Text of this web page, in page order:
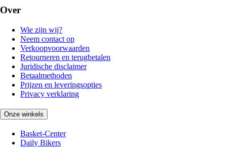
Over
Wie zijn wij?
Neem contact op
Verkoopvoorwaarden
Retourneren en terugbetalen
Juridische disclaimer
Betaalmethoden
Prijzen en leveringsopties
Privacy verklaring
Onze winkels
Basket-Center
Daily Bikers